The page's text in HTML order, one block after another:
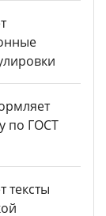
по ГОСТ
тексты